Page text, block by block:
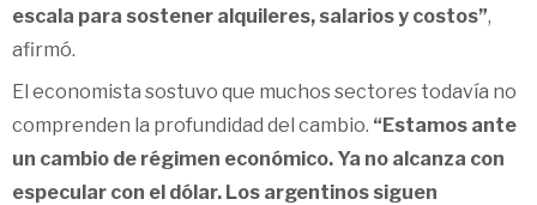
escala para sostener alquileres, salarios y costos”,
afirmó.
El economista sostuvo que muchos sectores todavía no
comprenden la profundidad del cambio. “Estamos ante
un cambio de régimen económico. Ya no alcanza con
especular con el dólar. Los argentinos siguen